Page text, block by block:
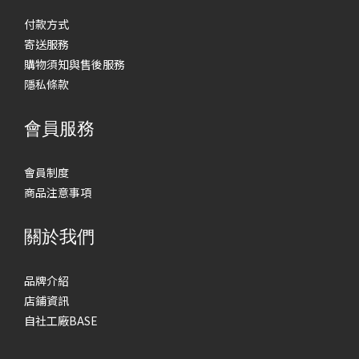
付款方式
寄送服務
購物須知與售後服務
隱私條款
會員服務
會員制度
商品注意事項
關於我們
品牌介紹
店鋪資訊
自社工廠BASE